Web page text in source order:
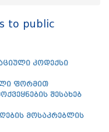
to public
კოდექსი
ფორმით
შესახებ
მოსაკრებლის